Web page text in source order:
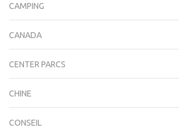
CAMPING
CANADA
CENTER PARCS
CHINE
CONSEIL